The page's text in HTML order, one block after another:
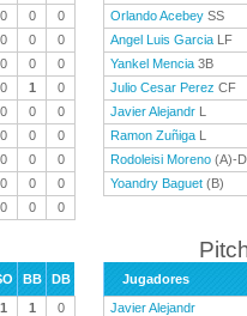
0 0
0
0 0
0
0 0
0
0 1
0
0 0
0
0 0
0
0 0
0
0 0
0
0 0 0
Orlando Acebey SS
Angel Luis Garcia LF
Yankel Mencia 3B
Julio Cesar Perez CF
Javier Alejandr L
Ramon Zuñiga L
Rodoleisi Moreno (A)-D
Yoandry Baguet (B)
BB
DB
1 1
0
Jugadores
Javier Alejandr